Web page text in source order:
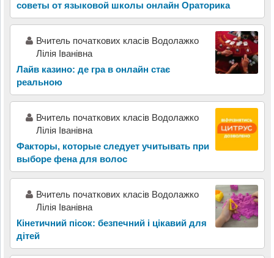
советы от языковой школы онлайн Ораторика
Вчитель початкових класів Водолажко
Лілія Іванівна
Лайв казино: де гра в онлайн стає
реальною
Вчитель початкових класів Водолажко
Лілія Іванівна
Факторы, которые следует учитывать при
выборе фена для волос
Вчитель початкових класів Водолажко
Лілія Іванівна
Кінетичний пісок: безпечний і цікавий для
дітей